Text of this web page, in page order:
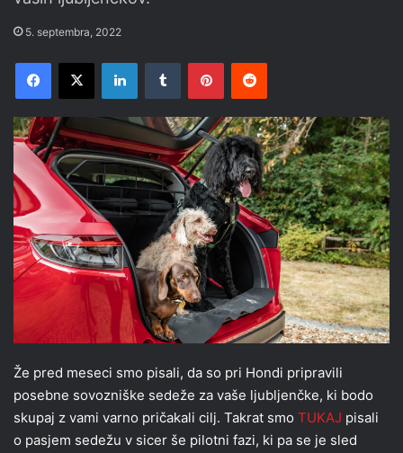
5. septembra, 2022
Facebook
X LinkedInTumblr PinterestReddit
Že pred meseci smo pisali, da so pri Hondi pripravili
posebne sovozniške sedeže za vaše ljubljenčke, ki bodo
skupaj z vami varno pričakali cilj. Takrat smo TUKAJ pisali
o pasjem sedežu v sicer še pilotni fazi, ki pa se je sled